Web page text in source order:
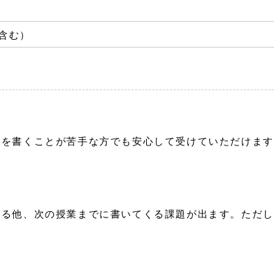
む）
くことが苦手な方でも安心して受けていただけます
他、次の授業までに書いてくる課題が出ます。ただ